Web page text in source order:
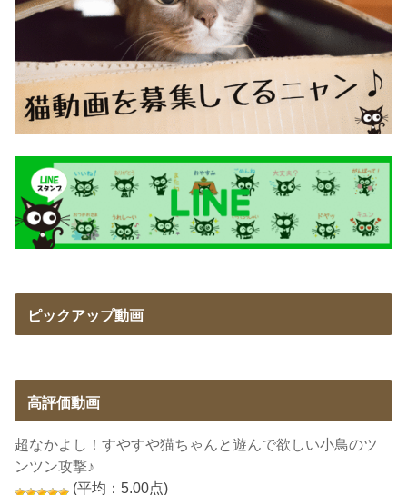
ピックアップ動画
高評価動画
超なかよし！すやすや猫ちゃんと遊んで欲しい小鳥のツ
ンツン攻撃♪
(平均：5.00点)